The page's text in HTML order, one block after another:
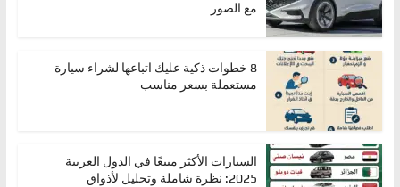
مع الصور
8 خطوات ذكية عليك اتباعها لشراء سيارة
مستعملة بسعر مناسب
السيارات الأكثر مبيعًا في الدول العربية
2025: نظرة شاملة وتحليل لأذواق